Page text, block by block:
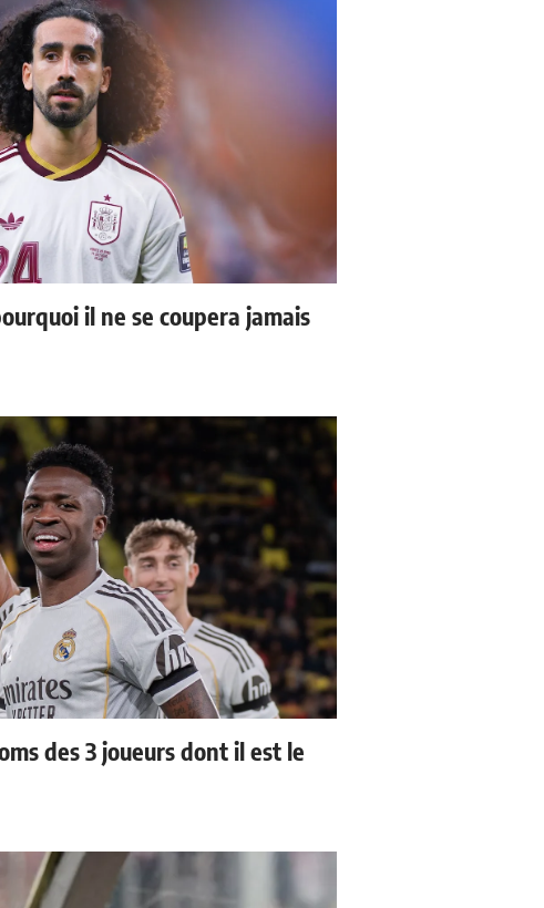
il ne se coupera jamais
des 3 joueurs dont il est le